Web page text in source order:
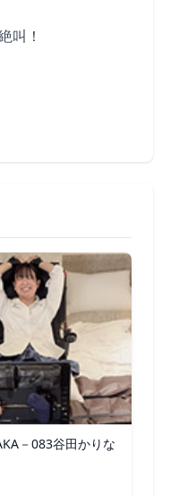
叫！
－083谷田かりな